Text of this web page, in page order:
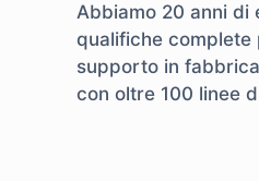
Abbiamo 20 anni di
qualifiche complete
supporto in
con oltre 100 linee